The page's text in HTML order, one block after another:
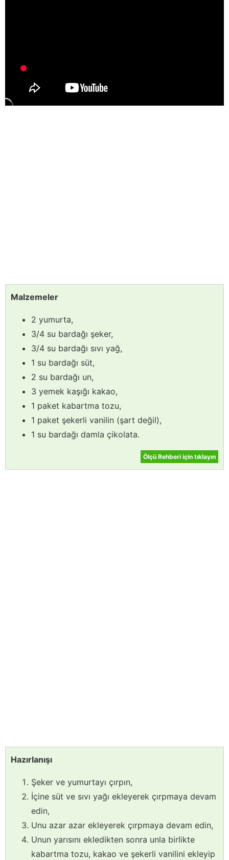
Malzemeler
2 yumurta,
3/4 su bardağı şeker,
3/4 su bardağı sıvı yağ,
1 su bardağı süt,
2 su bardağı un,
3 yemek kaşığı kakao,
1 paket kabartma tozu,
1 paket şekerli vanilin (şart değil),
1 su bardağı damla çikolata.
Ölçü Rehberi için tıklayın
Hazırlanışı
Şeker ve yumurtayı çırpın,
İçine süt ve sıvı yağı ekleyerek çırpmaya devam
edin,
Unu azar azar ekleyerek çırpmaya devam edin,
Unun yarısını ekledikten sonra unla birlikte
kabartma tozu, kakao ve şekerli vanilini ekleyip